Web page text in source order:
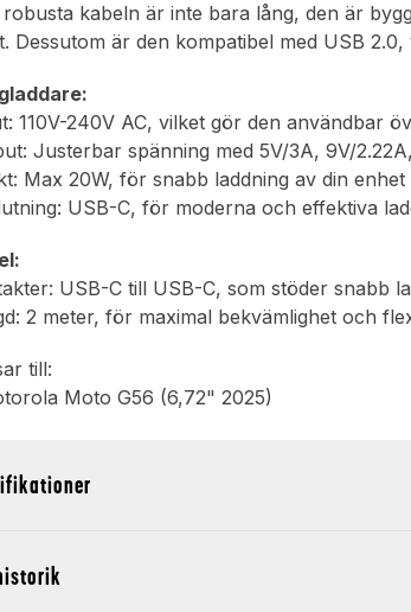
robusta kabeln är inte bara lång, den är
Dessutom är den kompatibel med USB
110V-240V AC, vilket gör den användbar
Justerbar spänning med 5V/3A, 9V/
Max 20W, för snabb laddning av din enhet
USB-C, för moderna och effektiva
USB-C till USB-C, som stöder snabb
2 meter, för maximal bekvämlighet och
till:
Moto G56 (6,72" 2025)